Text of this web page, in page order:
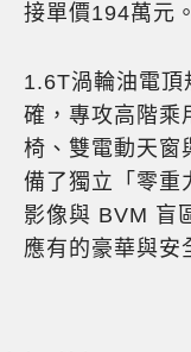
接單價194萬元。
1.6T渦輪油電
確，專攻高階乘
椅、雙電動天窗
備了獨立「零重
影像與 BVM 盲
應有的豪華與安